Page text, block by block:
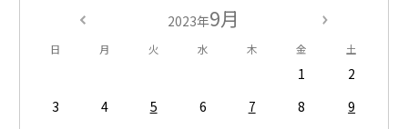
2023年9月
日 月 火 水 木 金 土
1
2
3
4 5 6 7 8
9